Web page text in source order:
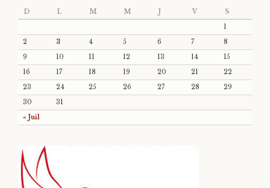
D L M M V S
« Juil
1
2
3 4 5 6 7
8
9
10 11 12 13 14
15
16
17 18 19 20 21
22
23
24 25 26 27 28
29
30
31